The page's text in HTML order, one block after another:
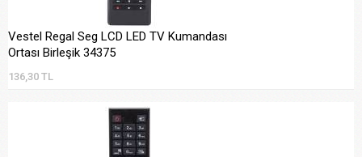
Vestel Regal Seg LCD LED TV Kumandası
Ortası Birleşik 34375
136,30 TL